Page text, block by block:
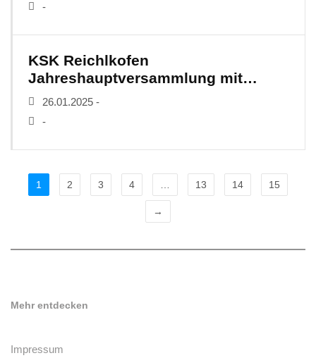
-
KSK Reichlkofen
Jahreshauptversammlung mit
Neuwahlen
26.01.2025 -
-
1 2 3 4 13 14 15
→
Mehr entdecken
Impressum